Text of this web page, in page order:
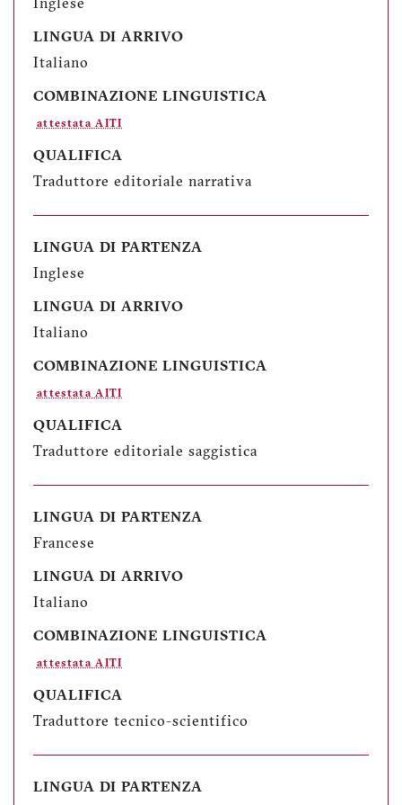
Inglese
LINGUA DI ARRIVO
Italiano
COMBINAZIONE LINGUISTICA
attestata AITI
QUALIFICA
Traduttore editoriale narrativa
LINGUA DI PARTENZA
Inglese
LINGUA DI ARRIVO
Italiano
COMBINAZIONE LINGUISTICA
attestata AITI
QUALIFICA
Traduttore editoriale saggistica
LINGUA DI PARTENZA
Francese
LINGUA DI ARRIVO
Italiano
COMBINAZIONE LINGUISTICA
attestata AITI
QUALIFICA
Traduttore tecnico-scientifico
LINGUA DI PARTENZA